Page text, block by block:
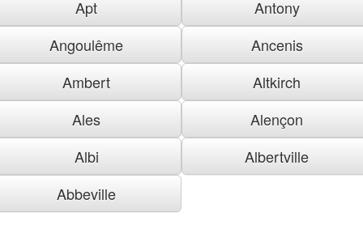
Apt
Antony
Angoulême
Ancenis
Ambert
Altkirch
Ales
Alençon
Albi
Albertville
Abbeville